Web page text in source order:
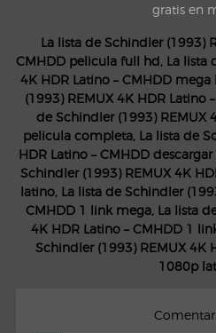
gratis en
La lista de Schindler (1993)
CMHDD pelicula full hd, La lista
4K HDR Latino – CMHDD
(1993) REMUX 4K HDR Latino
de Schindler (1993) REMUX
pelicula completa, La lista de
HDR Latino – CMHDD
Schindler (1993) REMUX 4K
latino, La lista de Schindler
CMHDD 1 link mega, La lista
4K HDR Latino – CMHDD 1
Schindler (1993) REMUX 4K
1080p